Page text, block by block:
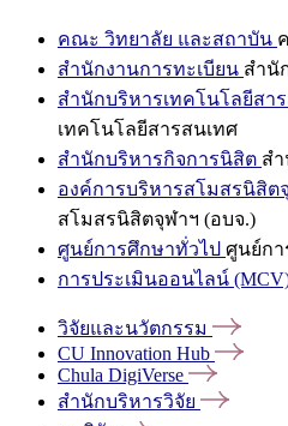
คณะ วิทยาลัย และสถาบัน
สำนักงานการทะเบียน สำนั
สำนักบริหารเทคโนโลยีสา
เทคโนโลยีสารสนเทศ
สำนักบริหารกิจการนิสิต ส
องค์การบริหารสโมสรนิสิต
สโมสรนิสิตจุฬาฯ (อบจ.)
ศูนย์การศึกษาทั่วไป ศูนย์กา
การประเมินออนไลน์
วิจัยและนวัตกรรม
CU Innovation Hub
Chula DigiVerse
สำนักบริหารวิจัย